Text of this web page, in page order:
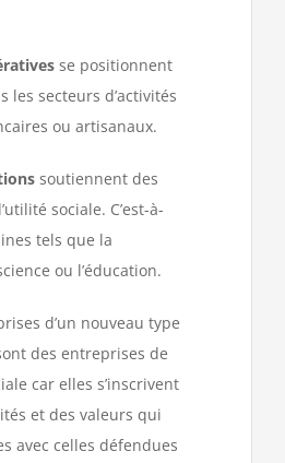
se positionnent
les secteurs d’activités
ou artisanaux.
soutiennent des
sociale. C’est-à-
tels que la
ou l’éducation.
d’un nouveau type
des entreprises de
car elles s’inscrivent
et des valeurs qui
avec celles défendues